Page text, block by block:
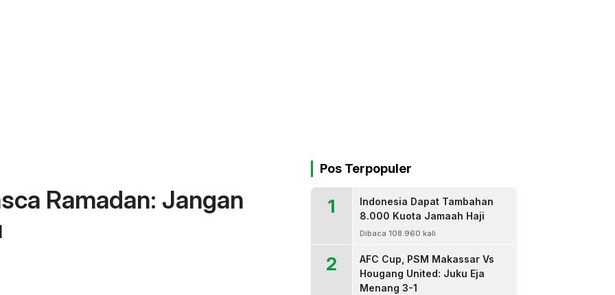
Ramadan: Jangan
Pos Terpopuler
1
Indonesia Dapat Tambahan
8.000 Kuota Jamaah Haji
Dibaca 108.960 kali
2
AFC Cup, PSM Makassar Vs
Hougang United: Juku Eja
Menang 3-1